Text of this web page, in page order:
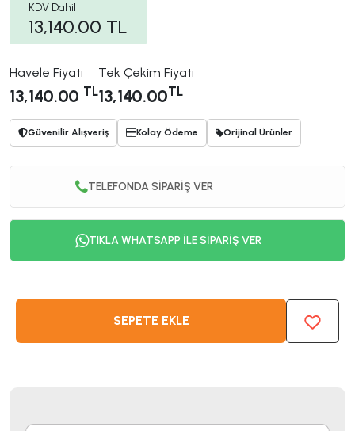
KDV Dahil
13,140.00 TL
Havele Fiyatı
13,140.00 TL
Tek Çekim Fiyatı
13,140.00TL
Güvenilir Alışveriş Kolay Ödeme Orijinal Ürünler
TELEFONDA SİPARİŞ VER
TIKLA WHATSAPP İLE SİPARİŞ VER
SEPETE EKLE